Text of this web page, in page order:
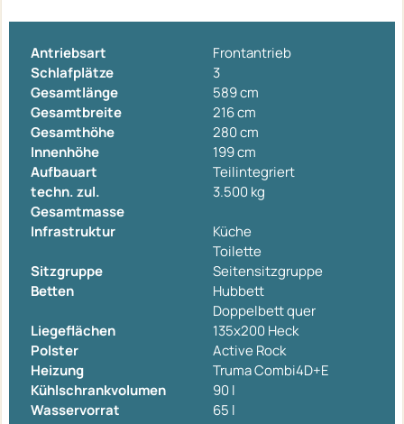
Antriebsart
Frontantrieb
Schlafplätze
3
Gesamtlänge
589 cm
Gesamtbreite
216 cm
Gesamthöhe
280 cm
Innenhöhe
199 cm
Aufbauart
Teilintegriert
techn. zul.
Gesamtmasse
3.500 kg
Infrastruktur
Küche
Toilette
Sitzgruppe
Seitensitzgruppe
Betten
Hubbett
Doppelbett quer
Liegeflächen
135x200 Heck
Polster
Active Rock
Heizung
Truma Combi4D+E
Kühlschrankvolumen
90 l
Wasservorrat
65 l